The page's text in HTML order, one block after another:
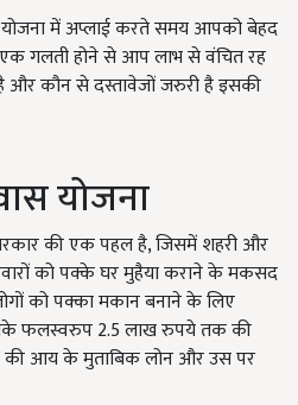
में अप्लाई करते समय आपको बेहद
एक गलती होने से आप लाभ से वंचित रह
और कौन से दस्तावेजों जरुरी है इसकी
योजना
सरकार की एक पहल है, जिसमें शहरी और
को पक्के घर मुहैया कराने के मकसद
को पक्का मकान बनाने के लिए
फलस्वरुप 2.5 लाख रुपये तक की
की आय के मुताबिक लोन और उस पर